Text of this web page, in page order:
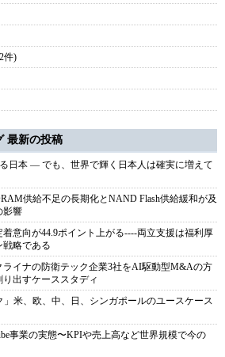
件)
最新の投稿
日本 ― でも、世界で輝く日本人は確実に増えて
供給不足の長期化とNAND Flash供給緩和が及
影響
着意向が44.9ポイント上がる----両立支援は福利厚
戦略である
イナの防衛テック企業3社をAI駆動型M&Aの方
出すケーススタディ
米、欧、中、日、シンガポールのユースケース
事業の実態〜KPIや売上高など世界規模で今の